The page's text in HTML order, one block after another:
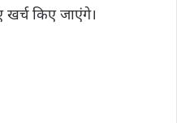
खर्च किए जाएंगे।